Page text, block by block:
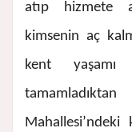
atıp hizmete
kimsenin aç
kent
Mahallesi’ndeki